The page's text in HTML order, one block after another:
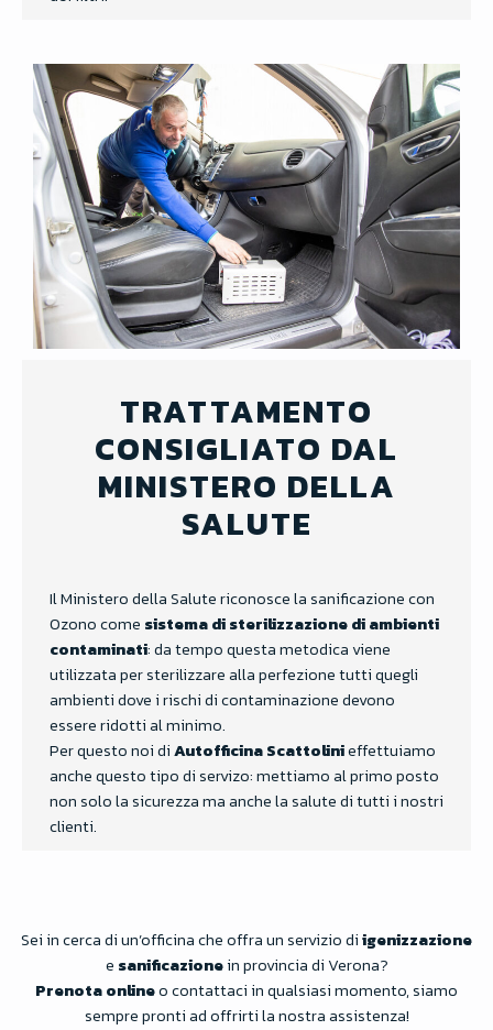
TRATTAMENTO
CONSIGLIATO DAL
MINISTERO DELLA
SALUTE
Il Ministero della Salute riconosce la sanificazione con
Ozono come sistema di sterilizzazione di ambienti
contaminati: da tempo questa metodica viene
utilizzata per sterilizzare alla perfezione tutti quegli
ambienti dove i rischi di contaminazione devono
essere ridotti al minimo.
Per questo noi diAutofficina Scattolinieffettuiamo
anche questo tipo di servizo: mettiamo al primo posto
non solo la sicurezza ma anche la salute di tutti i nostri
clienti.
Sei in cerca di un’officina che offra un servizio diigenizzazione
e sanificazionein provincia di Verona?
Prenota onlineo contattaci in qualsiasi momento, siamo
sempre pronti ad offrirti la nostra assistenza!